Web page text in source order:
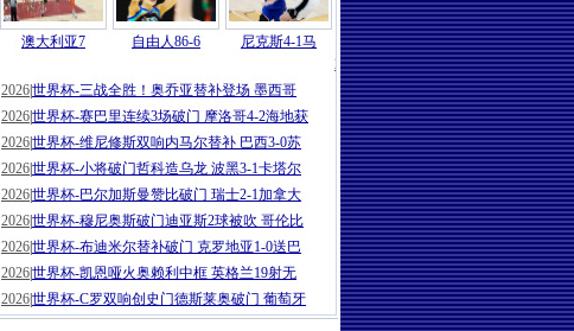
澳大利亚7 自由人86-6
尼克斯4-1马
2026 |世界杯-马塞科制胜南非1-0出线
2026世界杯-三战全胜！奥乔亚替补登场 墨西哥
2026世界杯-赛巴里连续3场破门 摩洛哥4-2海地获
2026世界杯-维尼修斯双响内马尔替补 巴西3-0苏
2026世界杯-小将破门哲科造乌龙 波黑3-1卡塔尔
2026世界杯-巴尔加斯曼赞比破门 瑞士2-1加拿大
2026世界杯-穆尼奥斯破门迪亚斯2球被吹 哥伦比
2026世界杯-布迪米尔替补破门 克罗地亚1-0送巴
2026世界杯-凯恩哑火奥赖利中框 英格兰19射无
2026世界杯-C罗双响创史门德斯莱奥破门 葡萄牙